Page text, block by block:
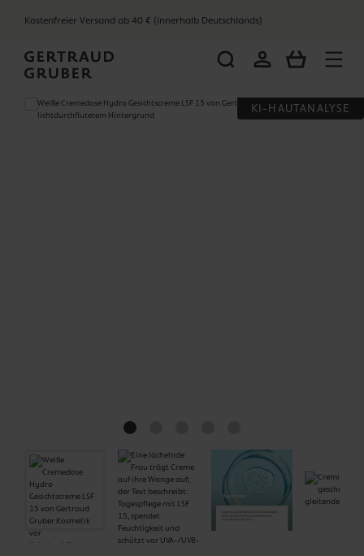
Kostenfreier Versand ab 40 € (innerhalb Deutschlands)
KI-HAUTANALYSE
Bildergalerie überspringen